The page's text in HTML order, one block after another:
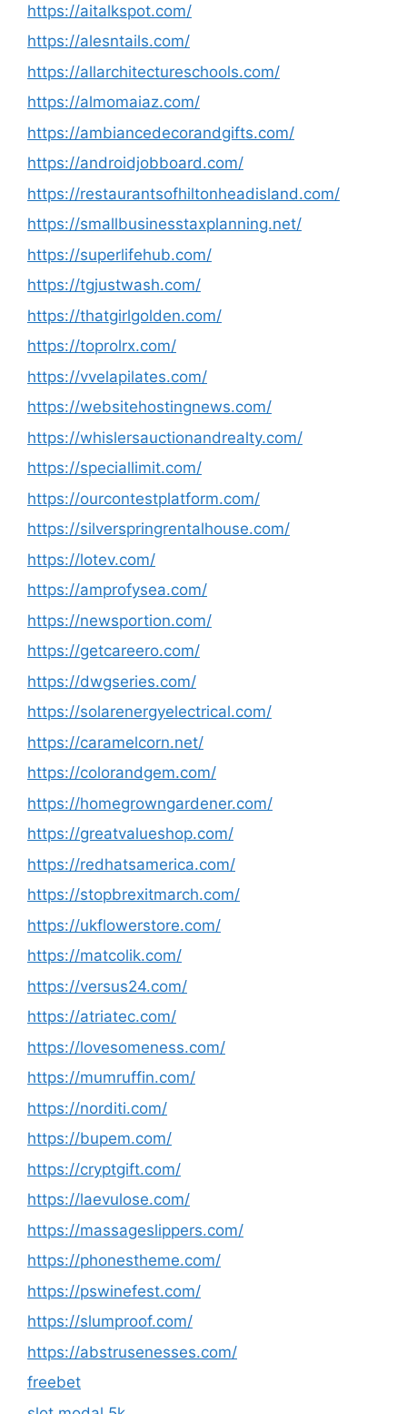
https://aitalkspot.com/
https://alesntails.com/
https://allarchitectureschools.com/
https://almomaiaz.com/
https://ambiancedecorandgifts.com/
https://androidjobboard.com/
https://restaurantsofhiltonheadisland.com/
https://smallbusinesstaxplanning.net/
https://superlifehub.com/
https://tgjustwash.com/
https://thatgirlgolden.com/
https://toprolrx.com/
https://vvelapilates.com/
https://websitehostingnews.com/
https://whislersauctionandrealty.com/
https://speciallimit.com/
https://ourcontestplatform.com/
https://silverspringrentalhouse.com/
https://lotev.com/
https://amprofysea.com/
https://newsportion.com/
https://getcareero.com/
https://dwgseries.com/
https://solarenergyelectrical.com/
https://caramelcorn.net/
https://colorandgem.com/
https://homegrowngardener.com/
https://greatvalueshop.com/
https://redhatsamerica.com/
https://stopbrexitmarch.com/
https://ukflowerstore.com/
https://matcolik.com/
https://versus24.com/
https://atriatec.com/
https://lovesomeness.com/
https://mumruffin.com/
https://norditi.com/
https://bupem.com/
https://cryptgift.com/
https://laevulose.com/
https://massageslippers.com/
https://phonestheme.com/
https://pswinefest.com/
https://slumproof.com/
https://abstrusenesses.com/
freebet